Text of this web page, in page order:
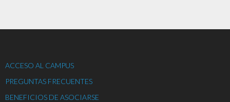
ACCESO AL CAMPUS
PREGUNTAS FRECUENTES
BENEFICIOS DE ASOCIARSE